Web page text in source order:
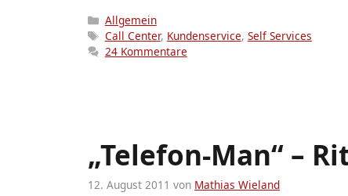
Kategorien
Allgemein
Schlagwörter
Call Center, Kundenservice, Self Services
24 Kommentare
„Telefon-Man“ –
12. August 2011 von Mathias Wieland